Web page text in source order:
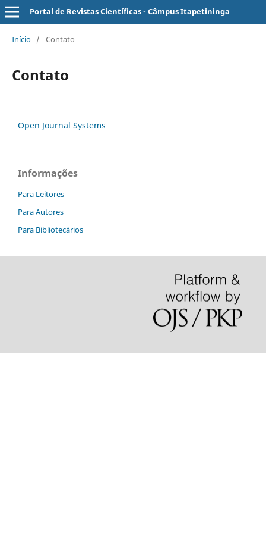
Portal de Revistas Científicas - Câmpus Itapetininga
Início / Contato
Contato
Open Journal Systems
Informações
Para Leitores
Para Autores
Para Bibliotecários